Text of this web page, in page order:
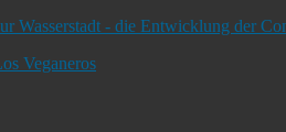
Wasserstadt - die Entwicklung der
Veganeros